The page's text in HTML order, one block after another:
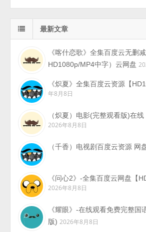
最新文章
《喀什恋歌》全集百度云无删
HD1080p/MP4中字）云网盘
《炽夏》全集百度云资源【
年8月8日
（炽夏）电影(完整观看版)在线
2026年8月8日
（千香）电视剧百度云资源 网
《问心2》-全集百度云网盘【
2026年8月8日
《耀眼》-在线观看免费完整国
版) 2026年8月8日